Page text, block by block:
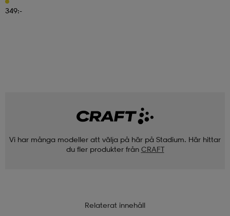
349:-
Vi har många modeller att välja på här på Stadium. Här hittar
du fler produkter från CRAFT
Relaterat innehåll